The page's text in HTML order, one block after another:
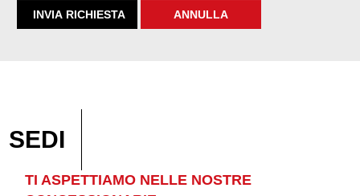
SEDI
TI ASPETTIAMO NELLE NOSTRE